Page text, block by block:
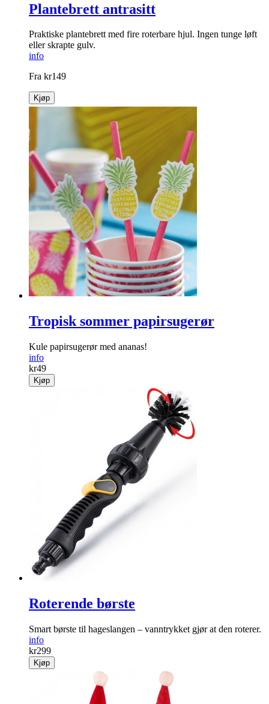
Plantebrett antrasitt
Praktiske plantebrett med fire ­roterbare hjul. Ingen tunge løft
eller skrapte gulv.
info
Fra kr149
Kjøp
Tropisk sommer papirsugerør
Kule papirsugerør med ananas!
info
kr49
Kjøp
Roterende børste
Smart børste til hageslangen – vanntrykket gjør at den roterer.
info
kr299
Kjøp